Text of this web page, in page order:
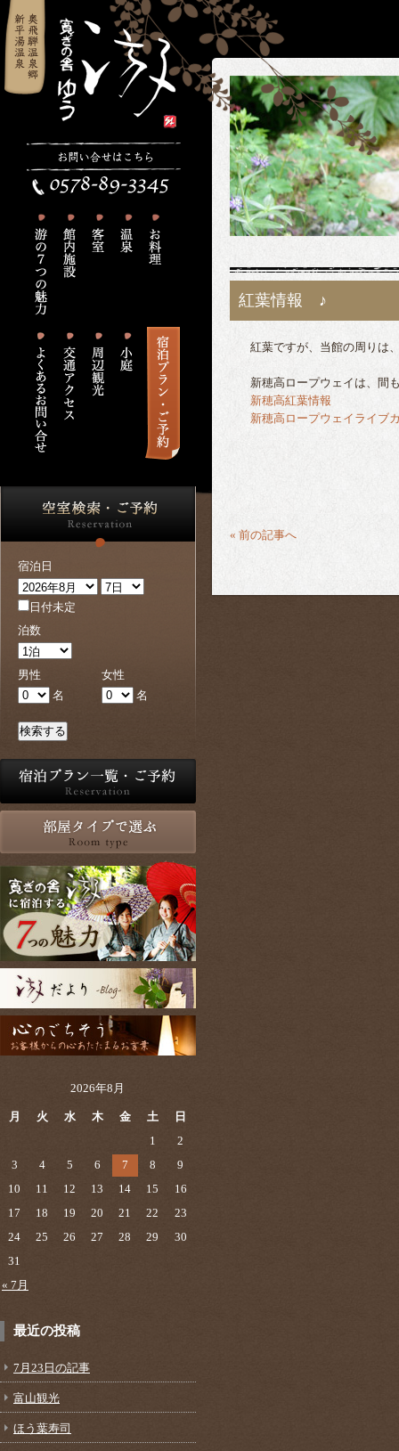
宿泊日
日付未定
泊数
男性
名
女性
名
検索する
2026年8月
月 火 水 木 金 土 日
« 7月
1
2
3
4 5 6 7 8
9
10
11 12 13 14 15
16
17
18 19 20 21 22
23
24
25 26 27 28 29
30
31
最近の投稿
7月23日の記事
富山観光
ほう葉寿司
紅葉情報 ♪
紅葉ですが、当館の周りは
新穂高ロープウェイは、間
新穂高紅葉情報
新穂高ロープウェイライブ
« 前の記事へ